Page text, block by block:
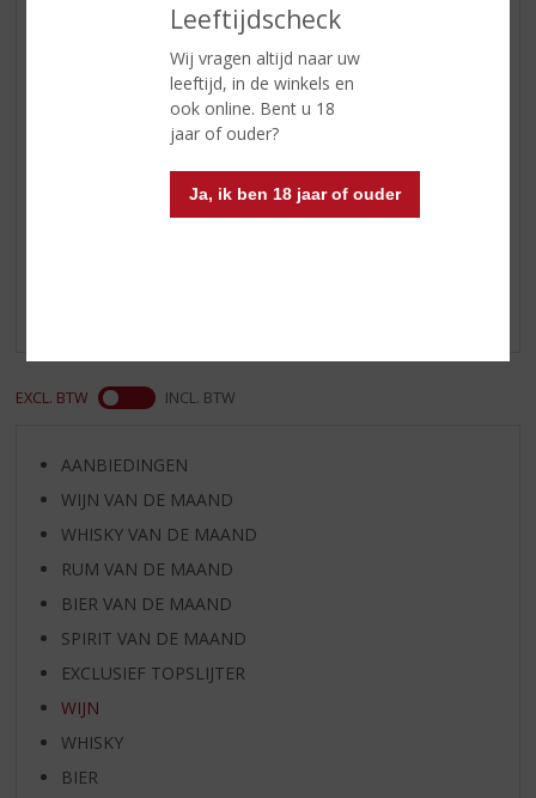
Leeftijdscheck
Wij vragen altijd naar uw
leeftijd, in de winkels en
ook online. Bent u 18
jaar of ouder?
Ja, ik ben 18 jaar of ouder
12% vol
Mousserend
Smaaktype Wijn
Licht & Zoet
Reviews
EXCL. BTW INCL. BTW
AANBIEDINGEN
WIJN VAN DE MAAND
WHISKY VAN DE MAAND
RUM VAN DE MAAND
BIER VAN DE MAAND
SPIRIT VAN DE MAAND
EXCLUSIEF TOPSLIJTER
WIJN
WHISKY
BIER